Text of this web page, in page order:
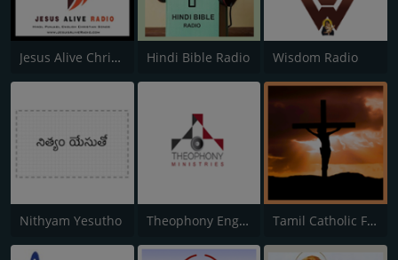
Jesus Alive Christian Radio Hindi Bible Radio Wisdom Radio
Nithyam Yesutho Theophony English Christian Radio Tamil Catholic FM